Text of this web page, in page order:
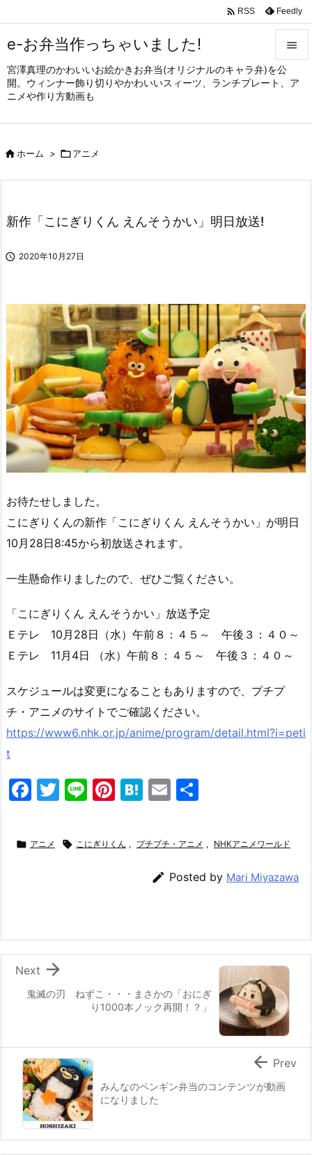
e-お弁当作っちゃいました!
宮澤真理のかわいいお絵かきお弁当(オリジナルのキャラ弁)を公
開。ウィンナー飾り切りやかわいいスィーツ、ランチプレート、ア
ニメや作り方動画も


メニュ
サイド

 RSS Feedly
ホーム > アニメ
新作「こにぎりくん えんそうかい」明日放送!
 2020年10月27日
お待たせしました。
こにぎりくんの新作「こにぎりくん えんそうかい」が明日
10月28日8:45から初放送されます。
一生懸命作りましたので、ぜひご覧ください。
「こにぎりくん えんそうかい」放送予定
Ｅテレ 10月28日（水）午前８：４５～ 午後３：４０～
Ｅテレ 11月4日 （水）午前８：４５～ 午後３：４０～
スケジュールは変更になることもありますので、プチプ
チ・アニメのサイトでご確認ください。
https://www6.nhk.or.jp/anime/program/detail.html?i=peti
t
F
c
e
k
T
itt
er
Li
e
Pi
er
e
H
e
n
a
E
ai
l
 アニメ  こにぎりくん , プチプチ・アニメ , NHKアニメワールド
 Posted by Mari Miyazawa
鬼滅の刃 ねずこ・・・まさかの「おにぎ
り1000本ノック再開！？」

Next
みんなのペンギン弁当のコンテンツが動画
になりました
 Prev